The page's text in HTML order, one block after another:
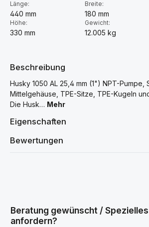
Länge:
440 mm
Breite:
180 mm
Höhe:
330 mm
Gewicht:
12.005 kg
Beschreibung
Husky 1050 AL 25,4 mm (1") NPT-Pumpe,
Mittelgehäuse, TPE-Sitze, TPE-Kugeln
Die Husk… Mehr
Eigenschaften
Bewertungen
Beratung gewünscht /
anfordern?